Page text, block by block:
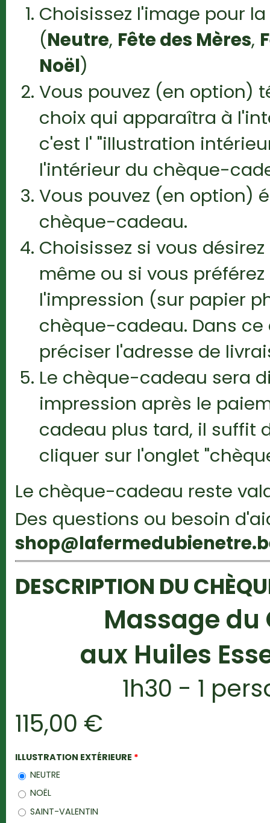
Choisissez l'image pour
(Neutre, Fête des Mères,
Noël)
Vous pouvez (en option)
choix qui apparaîtra à
c'est l' "illustration
l'intérieur du chèque-
Vous pouvez (en option)
chèque-cadeau.
Choisissez si vous
même ou si vous
l'impression (sur papier
chèque-cadeau. Dans
préciser l'adresse de
Le chèque-cadeau sera
impression après le
cadeau plus tard, il suffit
cliquer sur l'onglet
Le chèque-cadeau reste
Des questions ou besoin
DESCRIPTION DU
Massage du
aux Huiles
1h30 - 1
115,00 €
ILLUSTRATION EXTÉRIEURE *
NEUTRE
NOËL
SAINT-VALENTIN